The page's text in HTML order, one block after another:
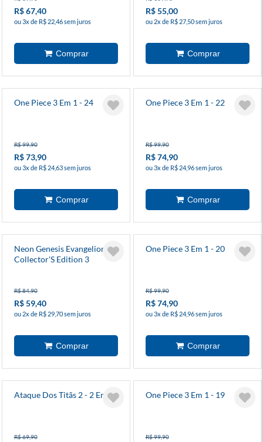
R$ 67,40
ou 3x de R$ 22,46 sem juros
R$ 55,00
ou 2x de R$ 27,50 sem juros
One Piece 3 Em 1 - 24
R$ 99,90
R$ 73,90
ou 3x de R$ 24,63 sem juros
One Piece 3 Em 1 - 22
R$ 99,90
R$ 74,90
ou 3x de R$ 24,96 sem juros
Neon Genesis Evangelion
Collector'S Edition 3
R$ 84,90
R$ 59,40
ou 2x de R$ 29,70 sem juros
One Piece 3 Em 1 - 20
R$ 99,90
R$ 74,90
ou 3x de R$ 24,96 sem juros
Ataque Dos Titãs 2 - 2 Em 1
R$ 69,90
One Piece 3 Em 1 - 19
R$ 99,90